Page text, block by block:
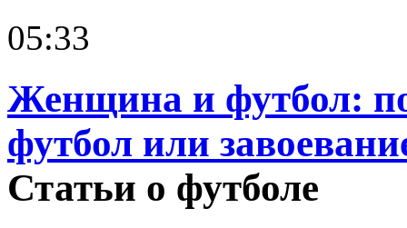
05:33
Женщина и футбол:
футбол или
Статьи о футболе